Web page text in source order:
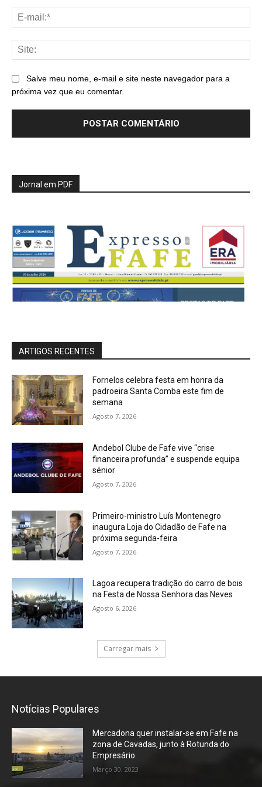
Salve meu nome, e-mail e site neste navegador para a
próxima vez que eu comentar.
Jornal em PDF
ARTIGOS RECENTES
Fornelos celebra festa em honra da
padroeira Santa Comba este fim de
semana
Agosto 7, 2026
Andebol Clube de Fafe vive “crise
financeira profunda” e suspende equipa
sénior
Agosto 7, 2026
Primeiro-ministro Luís Montenegro
inaugura Loja do Cidadão de Fafe na
próxima segunda-feira
Agosto 7, 2026
Lagoa recupera tradição do carro de bois
na Festa de Nossa Senhora das Neves
Agosto 6, 2026
Carregar mais
Notícias Populares
Mercadona quer instalar-se em Fafe na
zona de Cavadas, junto à Rotunda do
Empresário
Março 30, 2023